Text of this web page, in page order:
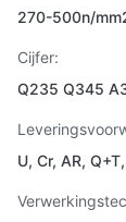
270-500n/
Cijfer:
Q235 Q345
U, Cr, AR,